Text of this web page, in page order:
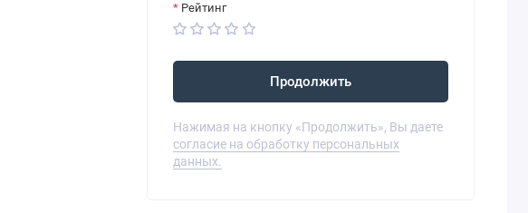
Рейтинг
Продолжить
Нажимая на кнопку «Продолжить», Вы даете
согласие на обработку персональных
данных.